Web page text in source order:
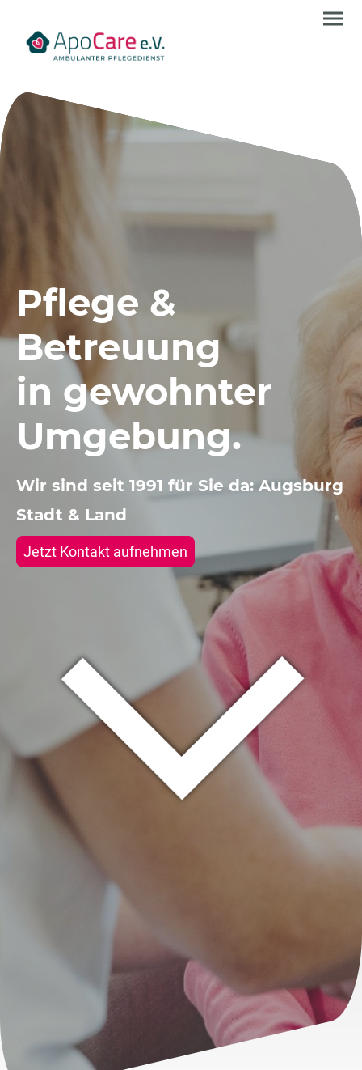
Wir sind seit 1991 für Sie da: Augsburg
Stadt & Land
Pflege &
Betreuung
in gewohnter
Umgebung.
Jetzt Kontakt aufnehmen